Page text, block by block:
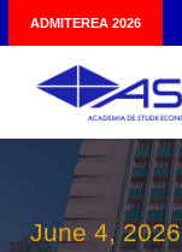
ADMITEREA 2026
June 4, 2026